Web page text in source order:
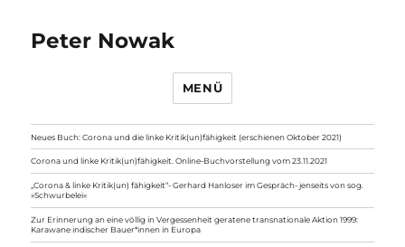
Peter Nowak
MENÜ
Neues Buch: Corona und die linke Kritik(un)fähigkeit (erschienen Oktober 2021)
Corona und linke Kritik(un)fähigkeit. Online-Buchvorstellung vom 23.11.2021
„Corona & linke Kritik(un) fähigkeit“- Gerhard Hanloser im Gespräch- jenseits von sog.
»Schwurbelei«
Zur Erinnerung an eine völlig in Vergessenheit geratene transnationale Aktion 1999:
Karawane indischer Bauer*innen in Europa